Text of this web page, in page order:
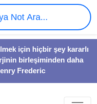
için hiçbir şey kararlı
birleşiminden daha
Frederic
Not Ara...